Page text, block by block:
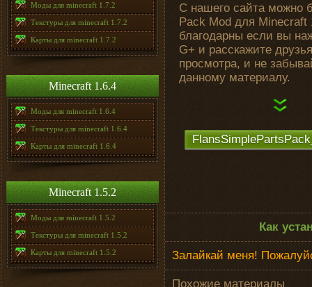
Моды для minecraft 1.7.2
Текстуры для minecraft 1.7.2
Карты для minecraft 1.7.2
Minecraft 1.6.4
Моды для minecraft 1.6.4
Текстуры для minecraft 1.6.4
Карты для minecraft 1.6.4
Minecraft 1.5.2
Моды для minecraft 1.5.2
Текстуры для minecraft 1.5.2
Карты для minecraft 1.5.2
С нашего сайта можно
Pack Mod для
благодарны если вы
G+ и расскажите
просмотра, и не
данному материалу.
Как
Залайкай меня!
Похожие материалы